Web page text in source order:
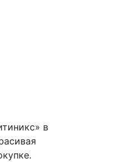
в